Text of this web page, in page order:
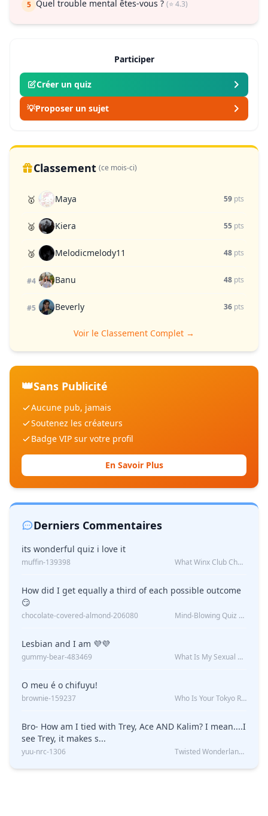
5 Quel trouble mental êtes-vous ? (⭐ 4.3)
Participer
Créer un quiz
💡Proposer un sujet
Classement (ce mois-ci)
🥇 Maya 59 pts
🥈 Kiera 55 pts
🥉 Melodicmelody11 48 pts
#4 Banu 48 pts
#5 Beverly 36 pts
Voir le Classement Complet →
👑Sans Publicité
Aucune pub, jamais
Soutenez les créateurs
Badge VIP sur votre profil
En Savoir Plus
Derniers Commentaires
its wonderful quiz i love it
muffin-139398 What Winx Club Character Are You?
How did I get equally a third of each possible outcome
😏
chocolate-covered-almond-206080 Mind-Blowing Quiz Reveals: Will I Be Alone Forever?
Lesbian and I am 💜💜
gummy-bear-483469 What Is My Sexual Orientation: Uncovered
O meu é o chifuyu!
brownie-159237 Who Is Your Tokyo Revengers Boyfriend?
Bro- How am I tied with Trey, Ace AND Kalim? I mean....I
see Trey, it makes s...
yuu-nrc-1306 Twisted Wonderland Kin Quiz